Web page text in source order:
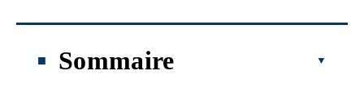
Sommaire